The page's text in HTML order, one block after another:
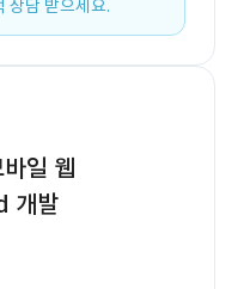
상담 받으세요.
일 웹
개발